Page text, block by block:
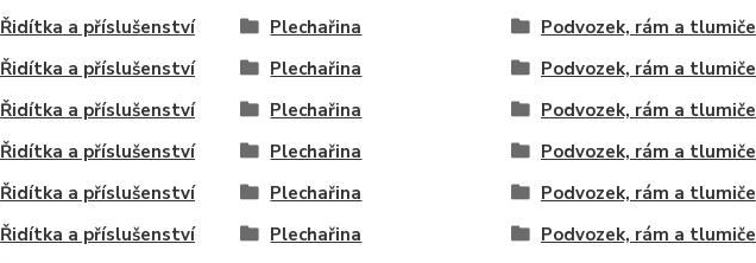
Řidítka a příslušenství
Plechařina Podvozek, rám a tlumiče
Řidítka a příslušenství
Plechařina Podvozek, rám a tlumiče
Řidítka a příslušenství
Plechařina Podvozek, rám a tlumiče
Řidítka a příslušenství
Plechařina Podvozek, rám a tlumiče
Řidítka a příslušenství
Plechařina Podvozek, rám a tlumiče
Řidítka a příslušenství
Plechařina Podvozek, rám a tlumiče